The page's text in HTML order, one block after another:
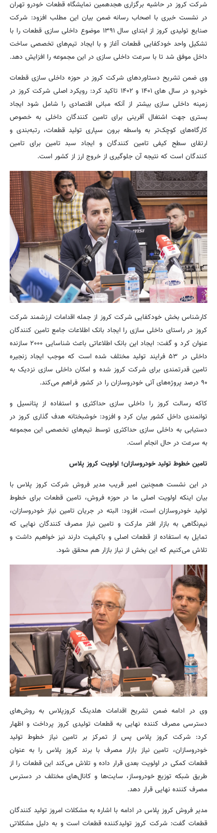
شرکت کروز در حاشیه برگزاری هجدهمین نمایشگاه قطعات خودرو تهران
در نشست خبری با اصحاب رسانه ضمن بیان این مطلب افزود: شرکت
صنایع تولیدی کروز از ابتدای سال ۱۳۹۱ موضوع داخلی سازی قطعات را با
تشکیل واحد خودکفایی قطعات آغاز و با ایجاد تیم‌های تخصصی ساخت
داخل موفق شد تا با سرعت داخلی سازی در این مجموعه را افزایش دهد.
وی ضمن تشریح دستاوردهای شرکت کروز در حوزه داخلی سازی قطعات
خودرو در سال های ۱۴۰۱ و ۱۴۰۲ تاکید کرد: رویکرد اصلی شرکت کروز در
زمینه داخلی سازی بیشتر از آنکه مبانی اقتصادی را شامل شود ایجاد
بستری جهت اشتغال آفرینی برای تامین کنندگان داخلی به خصوص
کارگاه‌های کوچک‌تر به واسطه برون سپاری تولید قطعات، رتبه‌بندی و
ارتقای سطح کیفی تامین کنندگان و ایجاد سبد تامین برای تامین
کنندگان است که نتیجه آن جلوگیری از خروج ارز از کشور است.
کارشناس بخش خودکفایی شرکت کروز از جمله اقدامات ارزشمند شرکت
کروز در راستای داخلی سازی را ایجاد بانک اطلاعات جامع تامین کنندگان
عنوان کرد و گفت: ایجاد این بانک اطلاعاتی باعث شناسایی ۲۰۰۰ سازنده
داخلی در ۵۳ فرایند تولید مختلف شده است که موجب ایجاد زنجیره
تامین قدرتمندی برای شرکت کروز شده و امکان داخلی سازی نزدیک به
۹۰ درصد پروژه‌های آتی خودروسازان را در کشور فراهم می‌کند.
کاکه رسالت کروز را داخلی سازی حداکثری و استفاده از پتانسیل و
توانمندی داخل کشور بیان کرد و افزود: خوشبختانه هدف گذاری کروز در
دستیابی به داخلی سازی حداکثری توسط تیم‌های تخصصی این مجموعه
به سرعت در حال انجام است.
تامین خطوط تولید خودروسازان؛ اولویت کروز پلاس
در این نشست همچنین امیر قریب مدیر فروش شرکت کروز پلاس با
بیان اینکه اولویت اصلی ما در حوزه فروش، تامین قطعات برای خطوط
تولید خودروسازان است، افزود: البته در جریان تامین نیاز خودروسازان،
نیم‌نگاهی به بازار افتر مارکت و تامین نیاز مصرف کنندگان نهایی که
تمایل به استفاده از قطعات اصلی و باکیفیت دارند نیز خواهیم داشت و
تلاش می‌کنیم که این بخش از نیاز بازار هم محقق شود.
وی در ادامه ضمن تشریح اقدامات هلدینگ کروزپلاس به روش‌های
دسترسی مصرف کننده نهایی به قطعات تولیدی کروز پرداخت و اظهار
کرد: شرکت کروز پلاس پس از تمرکز بر تامین نیاز خطوط تولید
خودروسازان، تامین نیاز بازار مصرف با برند کروز پلاس را به عنوان
قطعات کمکی در اولویت بعدی قرار داده و تلاش می‌کند این قطعات را از
طریق شبکه توزیع خودروساز، سایت‌ها و کانال‌های مختلف در دسترس
مصرف کننده نهایی قرار دهد.
مدیر فروش کروز پلاس در ادامه با اشاره به مشکلات امروز تولید کنندگان
قطعات گفت: شرکت کروز تولیدکننده قطعات است و به دلیل مشکلاتی